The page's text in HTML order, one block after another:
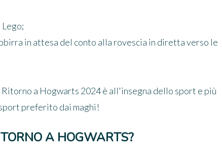
in attesa del conto alla rovescia in diretta verso le
a Hogwarts 2024 è all'insegna dello sport e più
preferito dai maghi!
A HOGWARTS?